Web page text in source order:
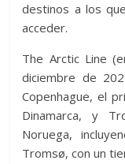
destinos a los
acceder.
The Arctic Line
diciembre de
Copenhague, el
Dinamarca, y
Noruega,
Tromsø, con un